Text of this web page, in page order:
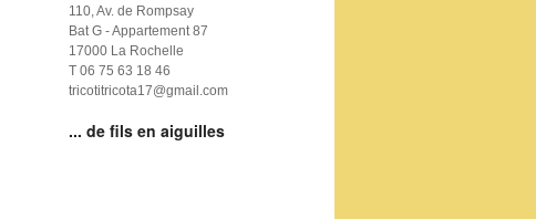
110, Av. de Rompsay
Bat G - Appartement 87
17000 La Rochelle
T 06 75 63 18 46
tricotitricota17@gmail.com
... de fils en aiguilles